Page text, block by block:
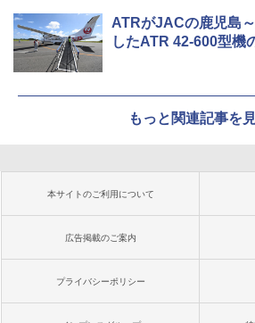
ATRがJACの鹿児島
したATR 42-600型機
もっと関連記事を
本サイトのご利用について
広告掲載のご案内
プライバシーポリシー